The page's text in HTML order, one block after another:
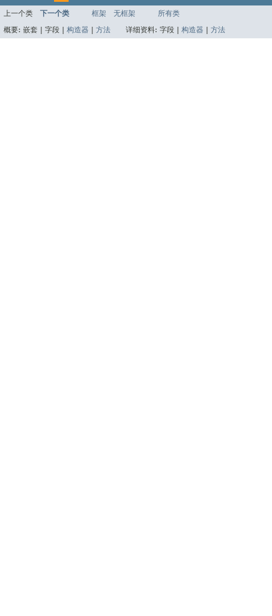
上一个类 下一个类 框架 无框架
所有类
概要: 嵌套 | 字段 | 构造器 方法 详细资料: 字段 | 构造器 方法